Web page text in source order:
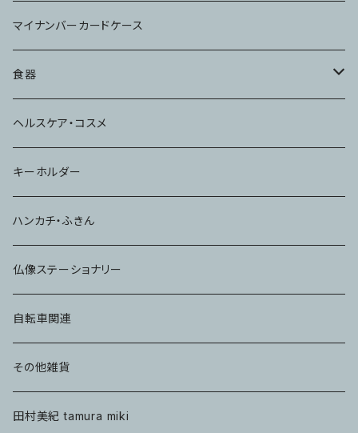
マイナンバーカードケース
食器
コップ
ヘルスケア・コスメ
キーホルダー
ハンカチ・ふきん
仏像ステーショナリー
自転車関連
その他雑貨
田村美紀 tamura miki